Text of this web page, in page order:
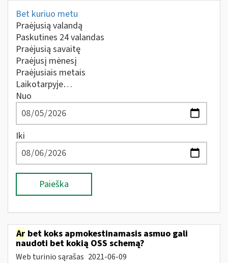
Bet kuriuo metu
Praėjusią valandą
Paskutines 24 valandas
Praėjusią savaitę
Praėjusį mėnesį
Praėjusiais metais
Laikotarpyje…
Nuo
Iki
Paieška
Ar bet koks apmokestinamasis asmuo gali
naudoti bet kokią OSS schemą?
Web turinio sąrašas 2021-06-09